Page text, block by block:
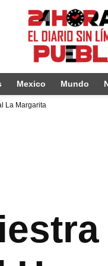
Mexico Mundo
La Margarita